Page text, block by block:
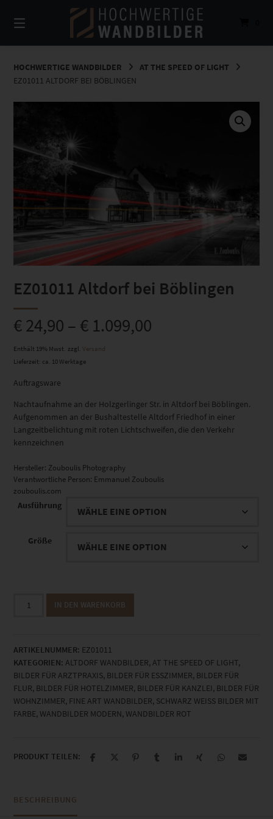
zum
Inhalt
HOCHWERTIGE WANDBILDER
AT THE SPEED OF LIGHT
EZ01011 ALTDORF BEI BÖBLINGEN
EZ01011 Altdorf bei Böblingen
€24,90 – € 1.099,00
Enthält 19% Mwst. zzgl.
Versand
Lieferzeit: ca. 10 Werktage
Auftragsware
Nachtaufnahme an der Holzgerlinger Str. in Altdorf bei Böblingen.
Aufgenommen an der Bushaltestelle Altdorf Friedhof in einer
Langzeitbelichtung mit roten Lichtschweifen, die den Verkehr
kennzeichnen
Hersteller: Zouboulis Photography
Verantwortliche Person: Emmanuel Zouboulis
zouboulis.com
Ausführung
Größe
Altdorf
Menge
IN DEN WARENKORB
ARTIKELNUMMER: EZ01011
KATEGORIEN: ALTDORF WANDBILDER,AT THE SPEED OF LIGHT,
BILDER FÜR ARZTPRAXIS, BILDER FÜR ESSZIMMER, BILDER FÜR
FLUR, BILDER FÜR HOTELZIMMER, BILDER FÜR KANZLEI, BILDER FÜR
WOHNZIMMER, FINE ART WANDBILDER, SCHWARZ WEISS BILDER MIT F
ARBE , WANDBILDER MODERN, WANDBILDER ROT
PRODUKT TEILEN:
BESCHREIBUNG